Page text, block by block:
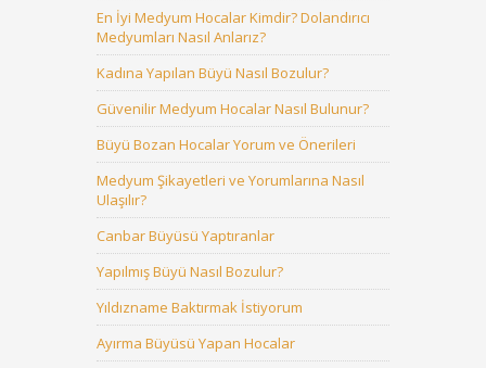
En İyi Medyum Hocalar Kimdir? Dolandırıcı
Medyumları Nasıl Anlarız?
Kadına Yapılan Büyü Nasıl Bozulur?
Güvenilir Medyum Hocalar Nasıl Bulunur?
Büyü Bozan Hocalar Yorum ve Önerileri
Medyum Şikayetleri ve Yorumlarına Nasıl
Ulaşılır?
Canbar Büyüsü Yaptıranlar
Yapılmış Büyü Nasıl Bozulur?
Yıldızname Baktırmak İstiyorum
Ayırma Büyüsü Yapan Hocalar